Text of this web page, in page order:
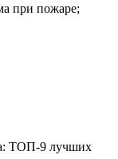
при пожаре;